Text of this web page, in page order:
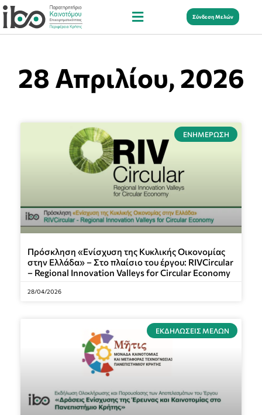
Σύνδεση Μελών
28 Απριλίου, 2026
ΕΝΗΜΈΡΩΣΗ
Πρόσκληση «Ενίσχυση της Κυκλικής Οικονομίας
στην Ελλάδα» – Στο πλαίσιο του έργου: RIVCircular
– Regional Innovation Valleys for Circular Economy
28/04/2026
ΕΚΔΗΛΏΣΕΙΣ ΜΕΛΏΝ